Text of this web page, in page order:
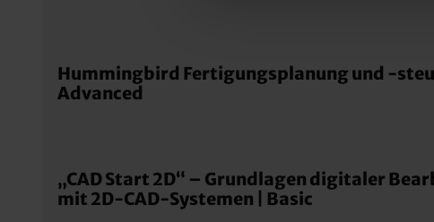
Hummingbird Fertigungsplanung und -
Advanced
„CAD Start 2D“ – Grundlagen digitaler
mit 2D-CAD-Systemen | Basic